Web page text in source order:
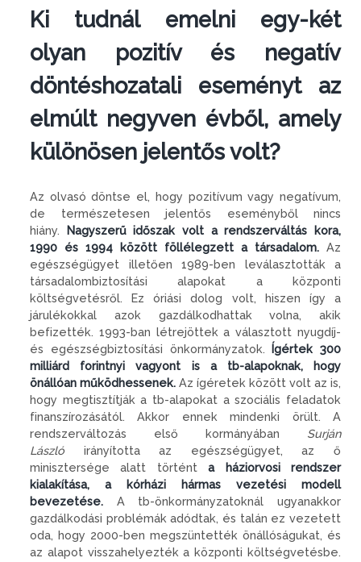
Ki tudnál emelni egy-két
olyan pozitív és negatív
döntéshozatali eseményt az
elmúlt negyven évből, amely
különösen jelentős volt?
Az olvasó döntse el, hogy pozitívum vagy negatívum,
de természetesen jelentős eseményből nincs
hiány. Nagyszerű időszak volt a rendszerváltás kora,
1990 és 1994 között föllélegzett a társadalom. Az
egészségügyet illetően 1989-ben leválasztották a
társadalombiztosítási alapokat a központi
költségvetésről. Ez óriási dolog volt, hiszen így a
járulékokkal azok gazdálkodhattak volna, akik
befizették. 1993-ban létrejöttek a választott nyugdíj-
és egészségbiztosítási önkormányzatok. Ígértek 300
milliárd forintnyi vagyont is a tb-alapoknak, hogy
önállóan működhessenek. Az ígéretek között volt az is,
hogy megtisztítják a tb-alapokat a szociális feladatok
finanszírozásától. Akkor ennek mindenki örült. A
rendszerváltozás első kormányában Surján
Lászlóirányította az egészségügyet, az ő
minisztersége alatt történta háziorvosi rendszer
kialakítása, a kórházi hármas vezetési modell
bevezetése. A tb-önkormányzatoknál ugyanakkor
gazdálkodási problémák adódtak, és talán ez vezetett
oda, hogy 2000-ben megszüntették önállóságukat, és
az alapot visszahelyezték a központi költségvetésbe.